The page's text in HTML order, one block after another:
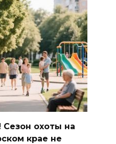
охоты на
крае не